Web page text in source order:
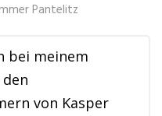
Pantelitz
bei meinem
von Kasper